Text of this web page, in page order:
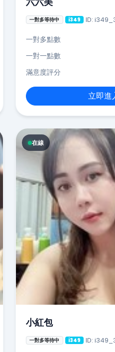
一對多等待中 i349 ID:
一對多點數
一對一點數
滿意度評分
立即進
在線
小紅包
一對多等待中 i349 ID: